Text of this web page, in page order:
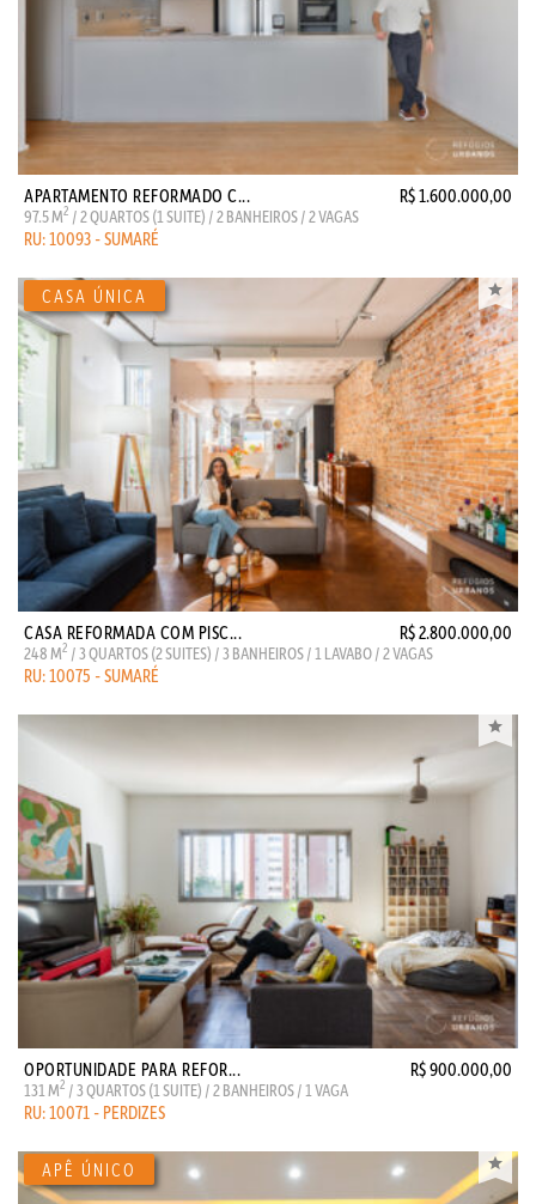
APARTAMENTO REFORMADO C... R$ 1.600.000,00
97.5 M2 / 2 QUARTOS (1 SUITE) / 2 BANHEIROS / 2 VAGAS
RU: 10093 - SUMARÉ
CASA REFORMADA COM PISC... R$ 2.800.000,00
248 M2 / 3 QUARTOS (2 SUITES) / 3 BANHEIROS / 1 LAVABO / 2 VAGAS
RU: 10075 - SUMARÉ
OPORTUNIDADE PARA REFOR... R$ 900.000,00
131 M2 / 3 QUARTOS (1 SUITE) / 2 BANHEIROS / 1 VAGA
RU: 10071 - PERDIZES